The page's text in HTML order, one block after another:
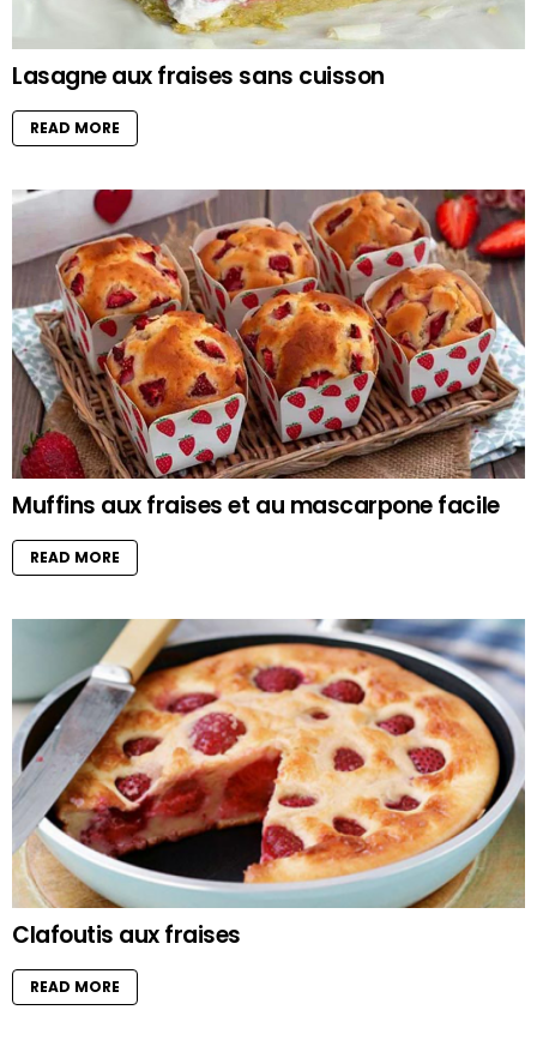
Lasagne aux fraises sans cuisson
READ MORE
Muffins aux fraises et au mascarpone facile
READ MORE
Clafoutis aux fraises
READ MORE